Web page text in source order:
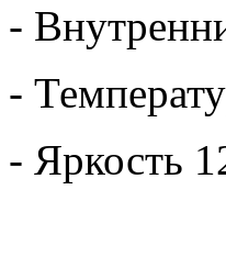
-
-
- Яркость